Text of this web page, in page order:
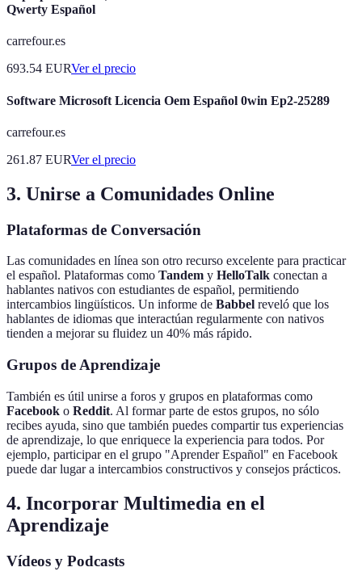
Qwerty Español
carrefour.es
693.54 EURVer el precio
Software Microsoft Licencia Oem Español 0win Ep2-25289
carrefour.es
261.87 EURVer el precio
3. Unirse a Comunidades Online
Plataformas de Conversación
Las comunidades en línea son otro recurso excelente para practicar
el español. Plataformas como Tandem y HelloTalk conectan a
hablantes nativos con estudiantes de español, permitiendo
intercambios lingüísticos. Un informe de Babbel reveló que los
hablantes de idiomas que interactúan regularmente con nativos
tienden a mejorar su fluidez un 40% más rápido.
Grupos de Aprendizaje
También es útil unirse a foros y grupos en plataformas como
Facebook o Reddit. Al formar parte de estos grupos, no sólo
recibes ayuda, sino que también puedes compartir tus experiencias
de aprendizaje, lo que enriquece la experiencia para todos. Por
ejemplo, participar en el grupo "Aprender Español" en Facebook
puede dar lugar a intercambios constructivos y consejos prácticos.
4. Incorporar Multimedia en el
Aprendizaje
Vídeos y Podcasts